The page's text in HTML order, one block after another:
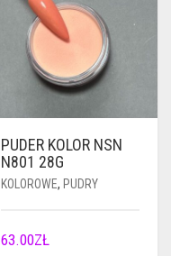
PUDER KOLOR NSN
N801 28G
KOLOROWE, PUDRY
63.00ZŁ